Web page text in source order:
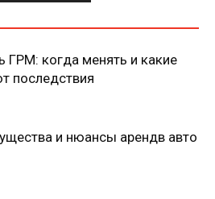
ГРМ: когда менять и какие
последствия
и нюансы арендв авто